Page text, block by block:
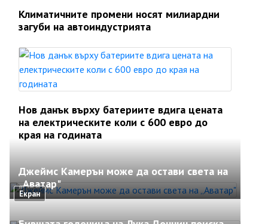
Климатичните промени носят милиардни
загуби на автоиндустрията
Нов данък върху батериите вдига цената
на електрическите коли с 600 евро до
края на годината
Екран
Джеймс Камерън може да остави света на
„Аватар"